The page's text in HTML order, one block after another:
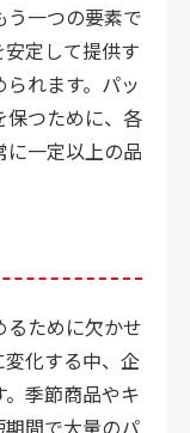
う一つの要素で
定して提供す
れます。パッ
保つために、各
一定以上の品
ために欠かせ
化する中、企
季節商品やキ
間で大量のパ